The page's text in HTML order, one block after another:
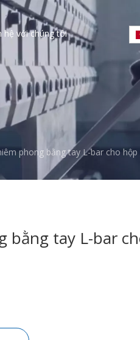
hệ với chúng tôi
phong bằng tay L-bar cho hộp
bằng tay L-bar